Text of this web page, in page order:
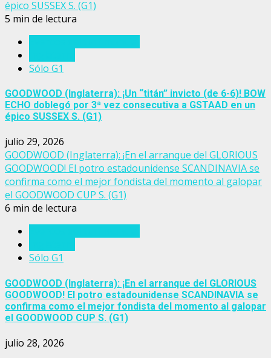
épico SUSSEX S. (G1)
5 min de lectura
Sólo G1
GOODWOOD (Inglaterra): ¡Un “titán” invicto (de 6-6)! BOW
ECHO doblegó por 3ª vez consecutiva a GSTAAD en un
épico SUSSEX S. (G1)
julio 29, 2026
GOODWOOD (Inglaterra): ¡En el arranque del GLORIOUS
GOODWOOD! El potro estadounidense SCANDINAVIA se
confirma como el mejor fondista del momento al galopar
el GOODWOOD CUP S. (G1)
6 min de lectura
Sólo G1
GOODWOOD (Inglaterra): ¡En el arranque del GLORIOUS
GOODWOOD! El potro estadounidense SCANDINAVIA se
confirma como el mejor fondista del momento al galopar
el GOODWOOD CUP S. (G1)
julio 28, 2026